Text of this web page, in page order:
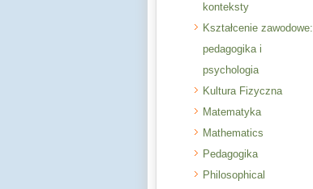
konteksty
Kształcenie zawodowe:
pedagogika i
psychologia
Kultura Fizyczna
Matematyka
Mathematics
Pedagogika
Philosophical